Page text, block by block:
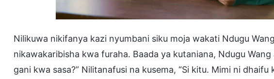
Nilikuwa nikifanya kazi nyumbani siku moja wakati Ndugu
nikawakaribisha kwa furaha. Baada ya kutaniana, Ndugu
gani kwa sasa?” Nilitanafusi na kusema, “Si kitu. Mimi ni